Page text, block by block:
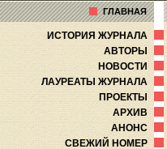
ГЛАВНАЯ
ИСТОРИЯ ЖУРНАЛА
АВТОРЫ
НОВОСТИ
ЛАУРЕАТЫ ЖУРНАЛА
ПРОЕКТЫ
АРХИВ
АНОНС
СВЕЖИЙ НОМЕР